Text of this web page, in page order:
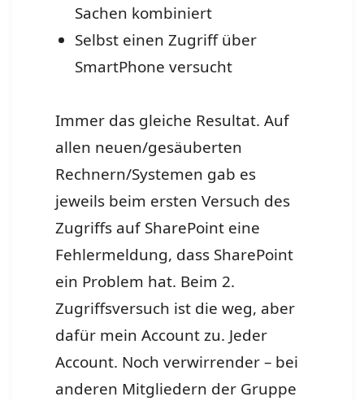
Sachen kombiniert
Selbst einen Zugriff über
SmartPhone versucht
Immer das gleiche Resultat. Auf
allen neuen/gesäuberten
Rechnern/Systemen gab es
jeweils beim ersten Versuch des
Zugriffs auf SharePoint eine
Fehlermeldung, dass SharePoint
ein Problem hat. Beim 2.
Zugriffsversuch ist die weg, aber
dafür mein Account zu. Jeder
Account. Noch verwirrender – bei
anderen Mitgliedern der Gruppe